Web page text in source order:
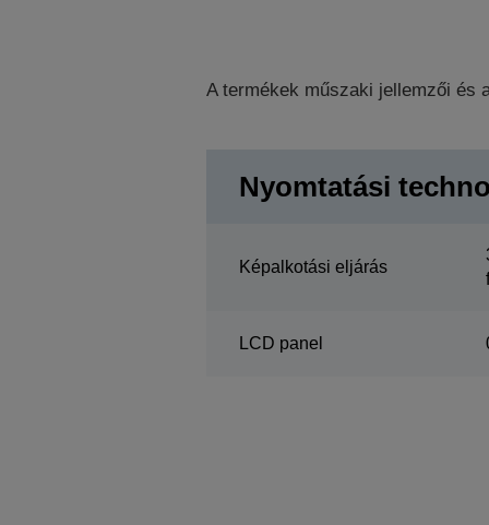
A termékek műszaki jellemzői és
Nyomtatási
Képalkotási eljárás
LCD panel